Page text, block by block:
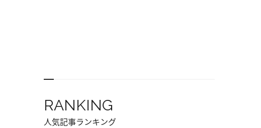
RANKING
人気記事ランキング